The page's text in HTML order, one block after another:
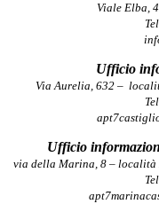
Viale Elba,
Ufficio
Via Aurelia, 632 –
Ufficio
via della Marina, 8 –